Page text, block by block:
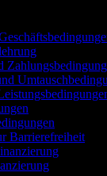
Barrierefreiheit